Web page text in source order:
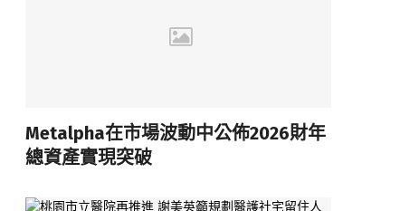
Metalpha在市場波動中公佈2026財年
總資產實現突破